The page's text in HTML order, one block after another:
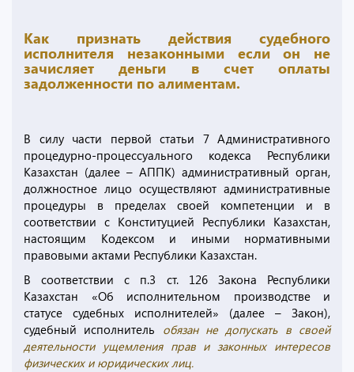
Как признать действия судебного
исполнителя незаконными если он не
зачисляет деньги в счет оплаты
задолженности по алиментам.
В силу части первой статьи 7 Административного
процедурно-процессуального кодекса Республики
Казахстан (далее – АППК) административный орган,
должностное лицо осуществляют административные
процедуры в пределах своей компетенции и в
соответствии с Конституцией Республики Казахстан,
настоящим Кодексом и иными нормативными
правовыми актами Республики Казахстан.
В соответствии с п.3 ст. 126 Закона Республики
Казахстан «Об исполнительном производстве и
статусе судебных исполнителей» (далее – Закон),
судебный исполнитель обязан не допускать в своей
деятельности ущемления прав и законных интересов
физических и юридических лиц.